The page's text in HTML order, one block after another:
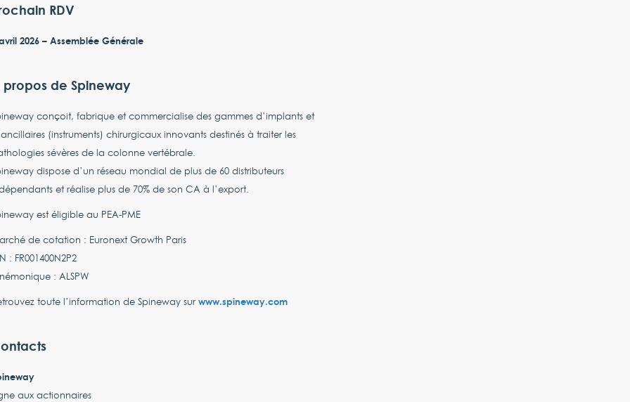
RDV
2026 – Assemblée Générale
propos de Spineway
conçoit, fabrique et commercialise des gammes d’implants et
(instruments) chirurgicaux innovants destinés à traiter les
sévères de la colonne vertébrale.
dispose d’un réseau mondial de plus de 60 distributeurs
et réalise plus de 70% de son CA à l’export.
est éligible au PEA-PME
de cotation : Euronext Growth Paris
: FR001400N2P2
: ALSPW
toute l’information de Spineway sur www.spineway.com
aux actionnaires